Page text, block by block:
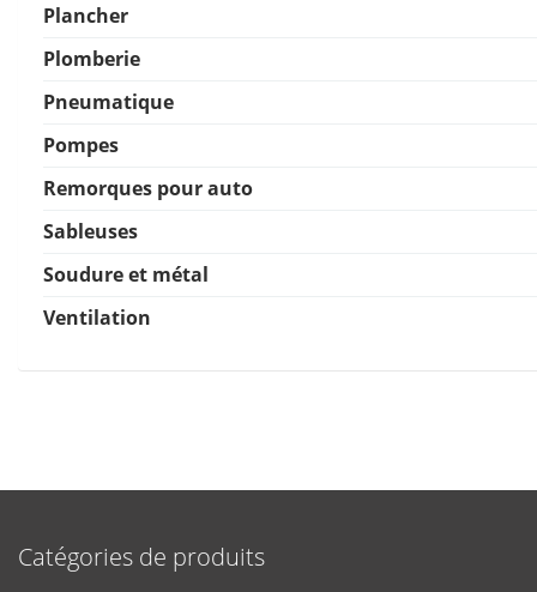
Plancher
Plomberie
Pneumatique
Pompes
Remorques pour auto
Sableuses
Soudure et métal
Ventilation
Catégories de produits